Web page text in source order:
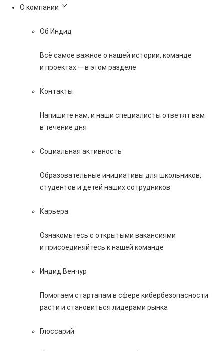
О компании
Об Индид
Всё самое важное о нашей истории, команде
и проектах — в этом разделе
Контакты
Напишите нам, и наши специалисты ответят вам
в течение дня
Социальная активность
Образовательные инициативы для школьников,
студентов и детей наших сотрудников
Карьера
Ознакомьтесь с открытыми вакансиями
и присоединяйтесь к нашей команде
Индид Венчур
Помогаем стартапам в сфере кибербезопасности
расти и становиться лидерами рынка
Глоссарий